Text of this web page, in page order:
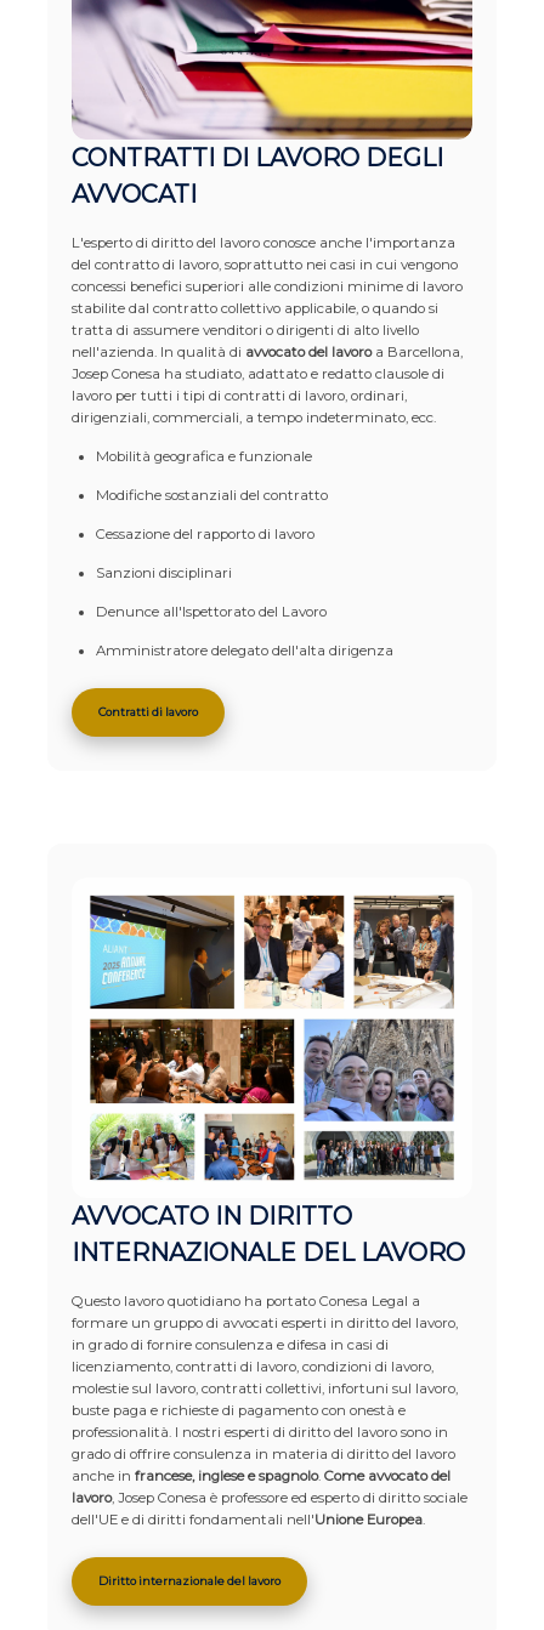
CONTRATTI DI LAVORO DEGLI
AVVOCATI
L'esperto di diritto del lavoro conosce anche l'importanza
del contratto di lavoro, soprattutto nei casi in cui vengono
concessi benefici superiori alle condizioni minime di lavoro
stabilite dal contratto collettivo applicabile, o quando si
tratta di assumere venditori o dirigenti di alto livello
nell'azienda. In qualità di avvocato del lavoroa Barcellona,
Josep Conesa ha studiato, adattato e redatto clausole di
lavoro per tutti i tipi di contratti di lavoro, ordinari,
dirigenziali, commerciali, a tempo indeterminato, ecc.
Mobilità geografica e funzionale
Modifiche sostanziali del contratto
Cessazione del rapporto di lavoro
Sanzioni disciplinari
Denunce all'Ispettorato del Lavoro
Amministratore delegato dell'alta dirigenza
Contratti di lavoro
AVVOCATO IN DIRITTO
INTERNAZIONALE DEL LAVORO
Questo lavoro quotidiano ha portato Conesa Legal a
formare un gruppo di avvocati esperti in diritto del lavoro,
in grado di fornire consulenza e difesa in casi di
licenziamento, contratti di lavoro, condizioni di lavoro,
molestie sul lavoro, contratti collettivi, infortuni sul lavoro,
buste paga e richieste di pagamento con onestà e
professionalità. I nostri esperti di diritto del lavoro sono in
grado di offrire consulenza in materia di diritto del lavoro
anche in francese, inglese e spagnolo. Come avvocato del
lavoro, Josep Conesa è professore ed esperto di diritto sociale
dell'UE e di diritti fondamentali nell'Unione Europea.
Diritto internazionale del lavoro